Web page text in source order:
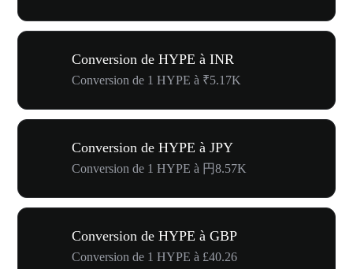
Conversion de HYPE à INR
Conversion de 1 HYPE à ₹5.17K
Conversion de HYPE à JPY
Conversion de 1 HYPE à 円8.57K
Conversion de HYPE à GBP
Conversion de 1 HYPE à £40.26